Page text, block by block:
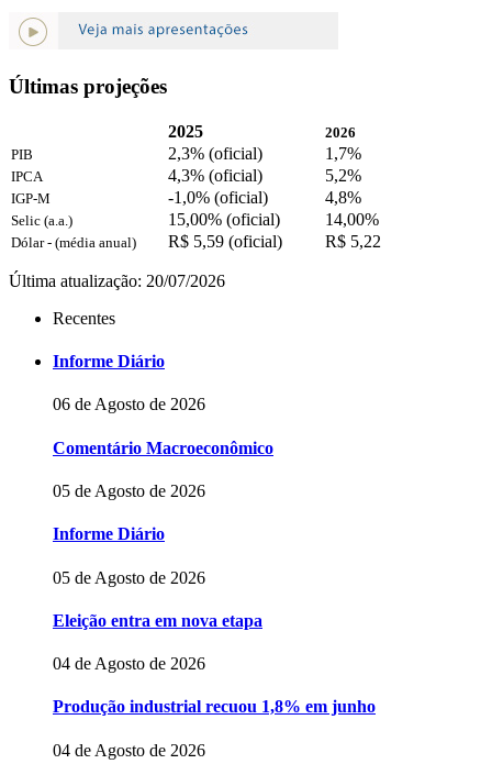
Últimas projeções
2025
2026
PIB
2,3% (oficial) 1,7%
IPCA 4,3% (oficial) 5,2%
IGP-M -1,0% (oficial) 4,8%
Selic (a.a.) 15,00% (oficial) 14,00%
Dólar - (média anual) R$ 5,59 (oficial) R$ 5,22
Última atualização: 20/07/2026
Recentes
Informe Diário
06 de Agosto de 2026
Comentário Macroeconômico
05 de Agosto de 2026
Informe Diário
05 de Agosto de 2026
Eleição entra em nova etapa
04 de Agosto de 2026
Produção industrial recuou 1,8% em junho
04 de Agosto de 2026